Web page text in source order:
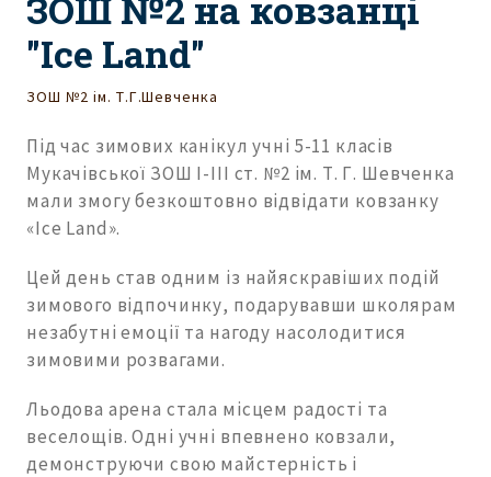
"Ice Land"
ЗОШ №2 ім. Т.Г.Шевченка
Під час зимових канікул учні 5-11 класів
Мукачівської ЗОШ І-ІІІ ст. №2 ім. Т. Г. Шевченка
мали змогу безкоштовно відвідати ковзанку
«Ice Land».
Цей день став одним із найяскравіших подій
зимового відпочинку, подарувавши школярам
незабутні емоції та нагоду насолодитися
зимовими розвагами.
Льодова арена стала місцем радості та
веселощів. Одні учні впевнено ковзали,
демонструючи свою майстерність і